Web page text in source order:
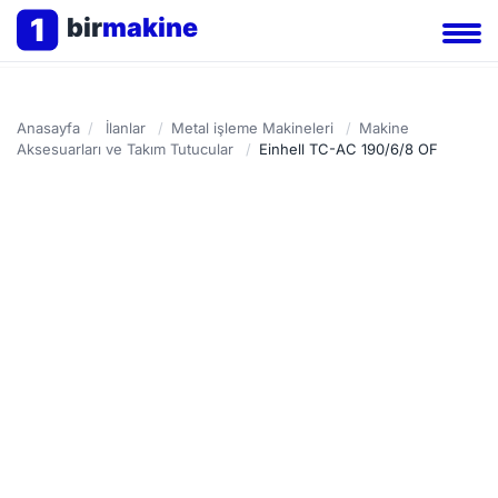
1 birmakine
Anasayfa / İlanlar / Metal işleme Makineleri / Makine
Aksesuarları ve Takım Tutucular
/ Einhell TC-AC 190/6/8 OF